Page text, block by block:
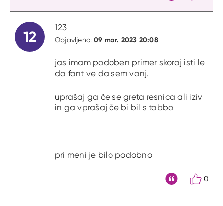
12
123
Objavljeno:09 mar. 2023 20:08
jas imam podoben primer skoraj isti le
da fant ve da sem vanj.
uprašaj ga če se greta resnica ali iziv
in ga vprašaj če bi bil s tabbo
pri meni je bilo podobno
0